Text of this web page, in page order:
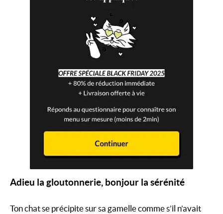
Adieu la gloutonnerie, bonjour la sérénité
Ton chat se précipite sur sa gamelle comme s’il n’avait